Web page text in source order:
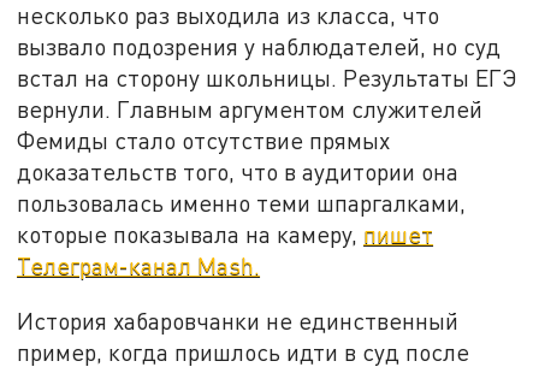
несколько раз выходила из класса, что
вызвало подозрения у наблюдателей, но суд
встал на сторону школьницы. Результаты ЕГЭ
вернули. Главным аргументом служителей
Фемиды стало отсутствие прямых
доказательств того, что в аудитории она
пользовалась именно теми шпаргалками,
которые показывала на камеру, пишет
Телеграм-канал Mash.
История хабаровчанки не единственный
пример, когда пришлось идти в суд после